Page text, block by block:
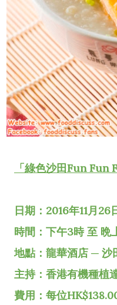
「綠色沙田Fun Fun
日期：2016年11月26
時間：下午3時 至 晩
地點：龍華酒店 ─ 沙
主持：香港有機種植
費用：每位